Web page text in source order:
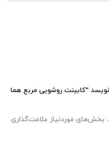
“کابینت روشویی مربع هما
بخش‌های موردنیاز علامت‌گذاری